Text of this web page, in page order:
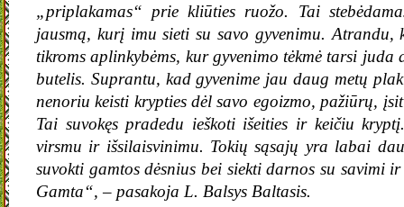
„priplakamas“ prie kliūties ruožo. Tai
jausmą, kurį imu sieti su savo gyvenimu. Atrandu,
tikroms aplinkybėms, kur gyvenimo tėkmė tarsi juda
butelis. Suprantu, kad gyvenime jau daug metų
nenoriu keisti krypties dėl savo egoizmo, pažiūrų,
Tai suvokęs pradedu ieškoti išeities ir keičiu
virsmu ir išsilaisvinimu. Tokių sąsajų yra labai
suvokti gamtos dėsnius bei siekti darnos su savimi
Gamta“, – pasakoja L. Balsys Baltasis.